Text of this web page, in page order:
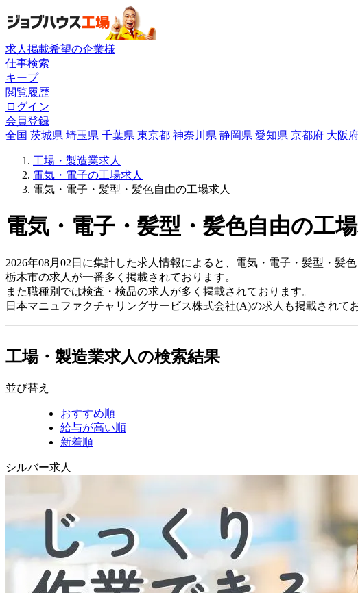
求人掲載希望の企業様
仕事検索
キープ
閲覧履歴
ログイン
会員登録
全国 茨城県 埼玉県 千葉県 東京都 神奈川県 静岡県 愛知県 京都府 大阪
工場・製造業求人
電気・電子の工場求人
電気・電子・髪型・髪色自由の工場求人
電気・電子・髪型・髪色自由の工
2026年08月02日に集計した求人情報によると、電気・電子・髪型・髪
栃木市の求人が一番多く掲載されております。
また職種別では検査・検品の求人が多く掲載されております。
日本マニュファクチャリングサービス株式会社(A)の求人も掲載されて
工場・製造業求人の検索結果
並び替え
おすすめ順
給与が高い順
新着順
シルバー求人